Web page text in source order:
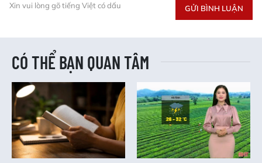
Xin vui lòng gõ tiếng Việt có dấu GỬI BÌNH LUẬN
CÓ THỂ BẠN QUAN TÂM